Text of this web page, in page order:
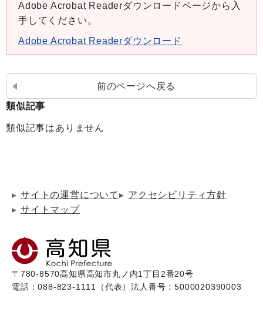
Adobe Acrobat Readerダウンロードページから入
手してください。
Adobe Acrobat Readerダウンロード
前のページへ戻る
類似記事
類似記事はありません
サイトの運営について
アクセシビリティ方針
サイトマップ
〒780-8570高知県高知市丸ノ内1丁目2番20号
電話：088-823-1111（代表）法人番号：5000020390003